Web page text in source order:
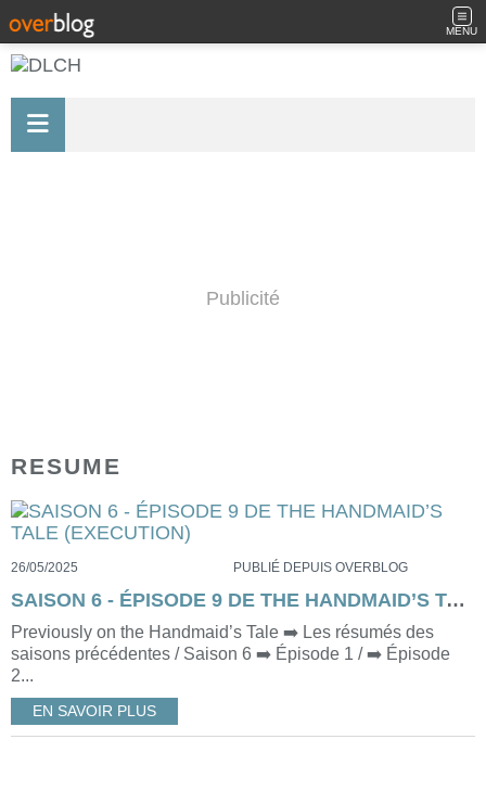
MENU
Publicité
RESUME
26/05/2025 PUBLIÉ DEPUIS OVERBLOG
SAISON 6 - ÉPISODE 9 DE THE HANDMAID’S TALE (EXECUTION)
Previously on the Handmaid’s Tale ➡️ Les résumés des
saisons précédentes / Saison 6 ➡️ Épisode 1 / ➡️ Épisode
2...
EN SAVOIR PLUS